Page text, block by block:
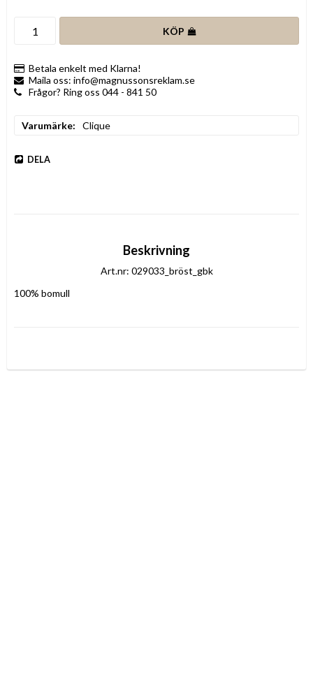
KÖP
Betala enkelt med Klarna!
Maila oss: info@magnussonsreklam.se
Frågor? Ring oss 044 - 841 50
Varumärke Clique
DELA
Beskrivning
Art.nr: 029033_bröst_gbk
100% bomull